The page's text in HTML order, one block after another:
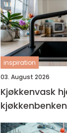
inspiration
03. August 2026
Kjøkkenvask hjertet på
kjøkkenbenken